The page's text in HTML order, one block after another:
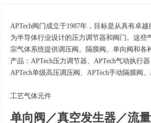
APTech阀门成立于1987年，目标是从具有卓
为半导体行业设计的压力调节器和阀门。这
宗气体系统提供调压阀、隔膜阀、单向阀和各
产品：APTech压力调节器、APTech气动执行
APTech单级高压调压阀、APTech手动隔膜阀
工艺气体元件
单向阀／真空发生器／流